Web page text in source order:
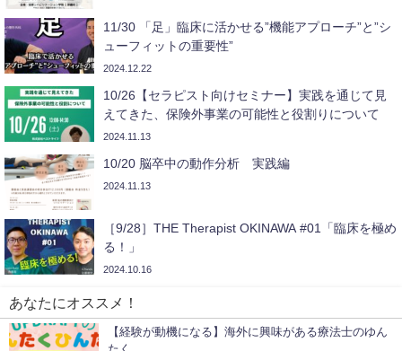
11/30 「足」臨床に活かせる”機能アプローチ”と”シ
ューフィットの重要性”
2024.12.22
10/26【セラピスト向けセミナー】実践を通じて見
えてきた、保険外事業の可能性と役割りについて
2024.11.13
10/20 脳卒中の動作分析 実践編
2024.11.13
［9/28］THE Therapist OKINAWA #01「臨床を極め
る！」
2024.10.16
あなたにオススメ！
【経験が動機になる】海外に興味がある療法士のゆん